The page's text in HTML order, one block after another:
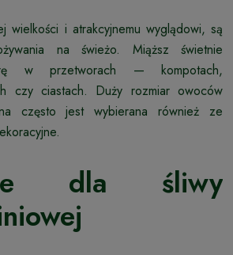
wielkości i atrakcyjnemu wyglądowi, są
na świeżo. Miąższ świetnie
w przetworach — kompotach,
czy ciastach. Duży rozmiar owoców
często jest wybierana również ze
dla śliwy